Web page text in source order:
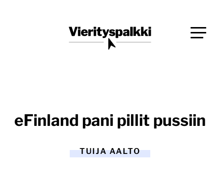
Vierityspalkki.fi
eFinland pani pillit pussiin
TUIJA AALTO